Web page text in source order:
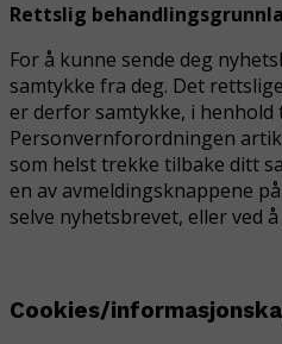
Rettslig
For å kunne sende deg
samtykke fra deg. Det
er derfor samtykke, i henhold
Personvernforordningen
som helst trekke tilbake ditt
en av avmeldingsknappene
selve nyhetsbrevet, eller ved
Cookies/